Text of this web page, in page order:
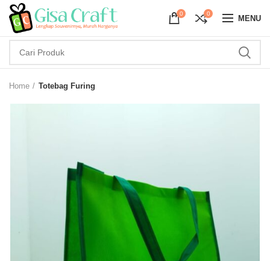
0 0 MENU
Home Totebag Furing